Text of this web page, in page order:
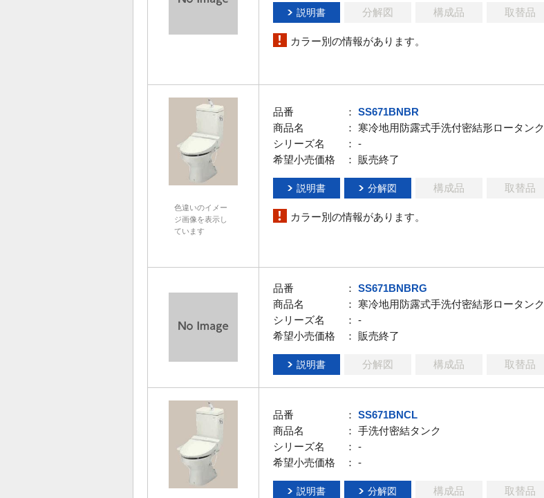
説明書 分解図 構成品 取替品
カラー別の情報があります。
色違いのイメー
ジ画像を表示し
ています
品番 ： SS671BNBR
商品名
： 寒冷地用防露式手洗付密結形ロータンク
シリーズ名
： -
希望小売価格
： 販売終了
説明書 分解図 構成品 取替品
カラー別の情報があります。
品番 ： SS671BNBRG
商品名
： 寒冷地用防露式手洗付密結形ロータンク
シリーズ名
： -
希望小売価格
： 販売終了
説明書 分解図 構成品 取替品
品番 ： SS671BNCL
商品名
： 手洗付密結タンク
シリーズ名
： -
希望小売価格
： -
説明書 分解図 構成品 取替品